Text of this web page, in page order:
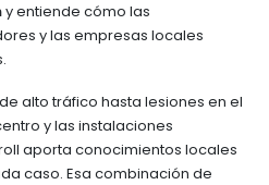
y entiende cómo las
y las empresas locales
alto tráfico hasta lesiones en el
y las instalaciones
aporta conocimientos locales
caso. Esa combinación de